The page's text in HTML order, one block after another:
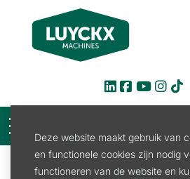
Filter
Deze website maakt gebruik van
en functionele cookies zijn nodig
functioneren van de website en